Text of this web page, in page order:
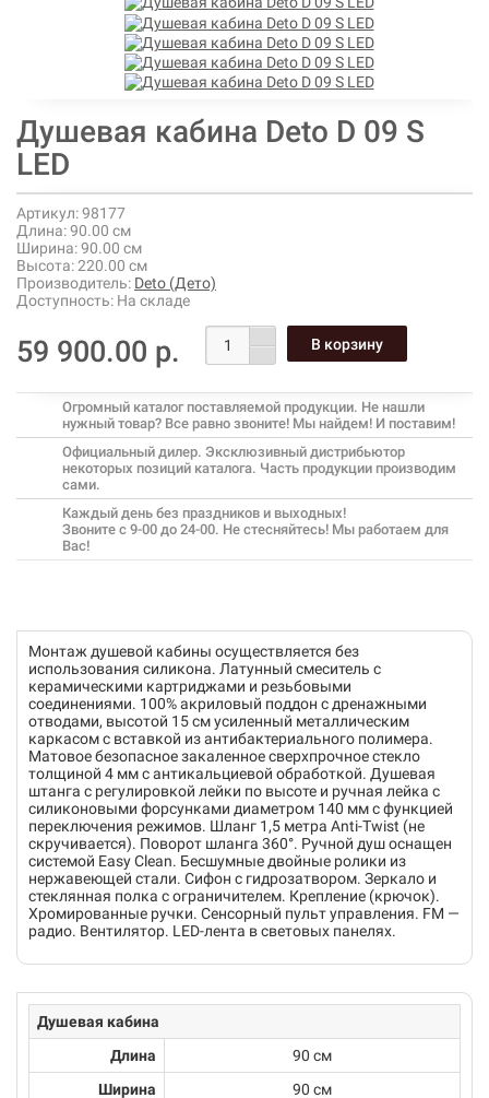
Душевая кабина Deto D 09 S
LED
Артикул:98177
Длина:90.00 см
Ширина:90.00 см
Высота:220.00 см
Производитель: Deto (Дето)
Доступность: На складе
59 900.00 р.
Огромный каталог поставляемой продукции. Не нашли
нужный товар? Все равно звоните! Мы найдем! И поставим!
Официальный дилер. Эксклюзивный дистрибьютор
некоторых позиций каталога. Часть продукции производим
сами.
Каждый день без праздников и выходных!
Звоните с 9-00 до 24-00. Не стесняйтесь! Мы работаем для
Вас!
Монтаж душевой кабины осуществляется без
использования силикона. Латунный смеситель с
керамическими картриджами и резьбовыми
соединениями. 100% акриловый поддон с дренажными
отводами, высотой 15 см усиленный металлическим
каркасом с вставкой из антибактериального полимера.
Матовое безопасное закаленное сверхпрочное стекло
толщиной 4 мм с антикальциевой обработкой. Душевая
штанга с регулировкой лейки по высоте и ручная лейка с
силиконовыми форсунками диаметром 140 мм с функцией
переключения режимов. Шланг 1,5 метра Anti-Twist (не
скручивается). Поворот шланга 360°. Ручной душ оснащен
системой Easy Clean. Бесшумные двойные ролики из
нержавеющей стали. Сифон с гидрозатвором. Зеркало и
стеклянная полка с ограничителем. Крепление (крючок).
Хромированные ручки. Сенсорный пульт управления. FM —
радио. Вентилятор. LED-лента в световых панелях.
Душевая кабина
Длина
90 см
Ширина
90 см